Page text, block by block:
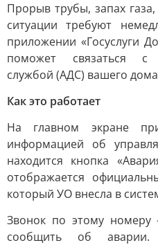
Прорыв трубы, запах
ситуации требуют
приложении «Госуслуги
поможет связаться с
службой (АДС) вашего
Как это работает
На главном экране
информацией об
находится кнопка
отображается
который УО внесла в
Звонок по этому
сообщить об